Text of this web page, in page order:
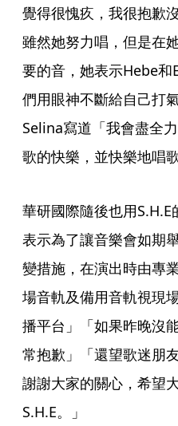
覺得很愧疚，我很抱歉
雖然她努力唱，但是在
要的音，她表示Hebe和
們用眼神不斷給自己打
Selina寫道「我會盡全
歌的快樂，並快樂地唱
華研國際隨後也用S.H.E
表示為了讓音樂會如期
變措施，在演出時由專
場音軌及備用音軌視現
播平台」「如果昨晚沒
常抱歉」「還望歌迷朋
謝謝大家的關心，希望
S.H.E。」